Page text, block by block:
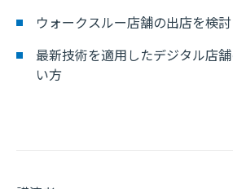
ウォークスルー店舗の出店を検
最新技術を適用したデジタル店
い方